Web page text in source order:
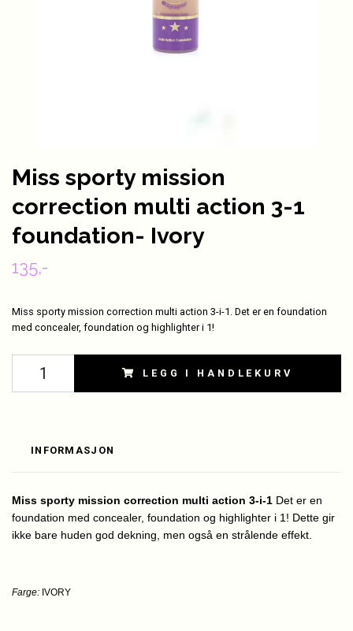
Miss sporty mission
correction multi action 3-1
foundation- Ivory
135,-
Miss sporty mission correction multi action 3-i-1. Det er en foundation
med concealer, foundation og highlighter i 1!
LEGG I HANDLEKURV
INFORMASJON
Miss sporty mission correction multi action 3-i-1 Det er en
foundation med concealer, foundation og highlighter i 1! Dette gir
ikke bare huden god dekning, men også en strålende effekt.
Farge: IVORY